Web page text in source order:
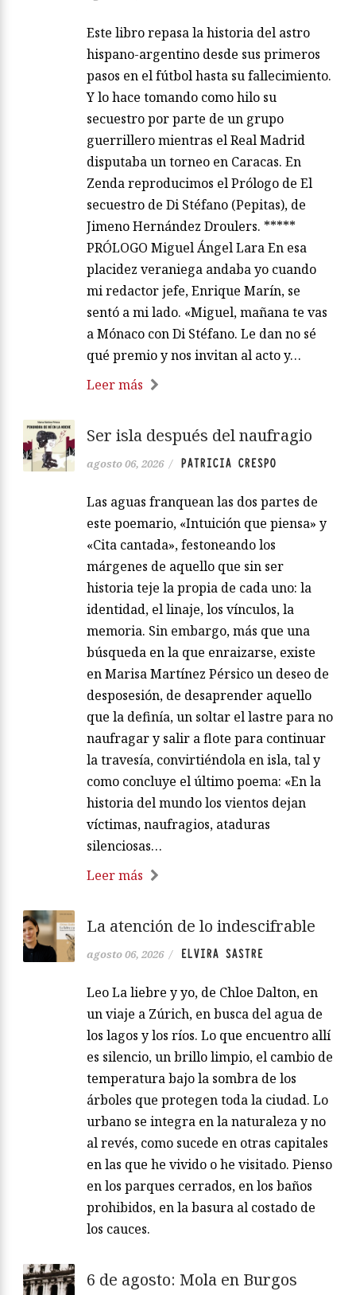
Este libro repasa la historia del astro
hispano-argentino desde sus primeros
pasos en el fútbol hasta su fallecimiento.
Y lo hace tomando como hilo su
secuestro por parte de un grupo
guerrillero mientras el Real Madrid
disputaba un torneo en Caracas. En
Zenda reproducimos el Prólogo de El
secuestro de Di Stéfano (Pepitas), de
Jimeno Hernández Droulers. *****
PRÓLOGO Miguel Ángel Lara En esa
placidez veraniega andaba yo cuando
mi redactor jefe, Enrique Marín, se
sentó a mi lado. «Miguel, mañana te vas
a Mónaco con Di Stéfano. Le dan no sé
qué premio y nos invitan al acto y…
Leer más
Ser isla después del naufragio
agosto 06, 2026 / PATRICIA CRESPO
Las aguas franquean las dos partes de
este poemario, «Intuición que piensa» y
«Cita cantada», festoneando los
márgenes de aquello que sin ser
historia teje la propia de cada uno: la
identidad, el linaje, los vínculos, la
memoria. Sin embargo, más que una
búsqueda en la que enraizarse, existe
en Marisa Martínez Pérsico un deseo de
desposesión, de desaprender aquello
que la definía, un soltar el lastre para no
naufragar y salir a flote para continuar
la travesía, convirtiéndola en isla, tal y
como concluye el último poema: «En la
historia del mundo los vientos dejan
víctimas, naufragios, ataduras
silenciosas…
Leer más
La atención de lo indescifrable
agosto 06, 2026 / ELVIRA SASTRE
Leo La liebre y yo, de Chloe Dalton, en
un viaje a Zúrich, en busca del agua de
los lagos y los ríos. Lo que encuentro allí
es silencio, un brillo limpio, el cambio de
temperatura bajo la sombra de los
árboles que protegen toda la ciudad. Lo
urbano se integra en la naturaleza y no
al revés, como sucede en otras capitales
en las que he vivido o he visitado. Pienso
en los parques cerrados, en los baños
prohibidos, en la basura al costado de
los cauces.
6 de agosto: Mola en Burgos